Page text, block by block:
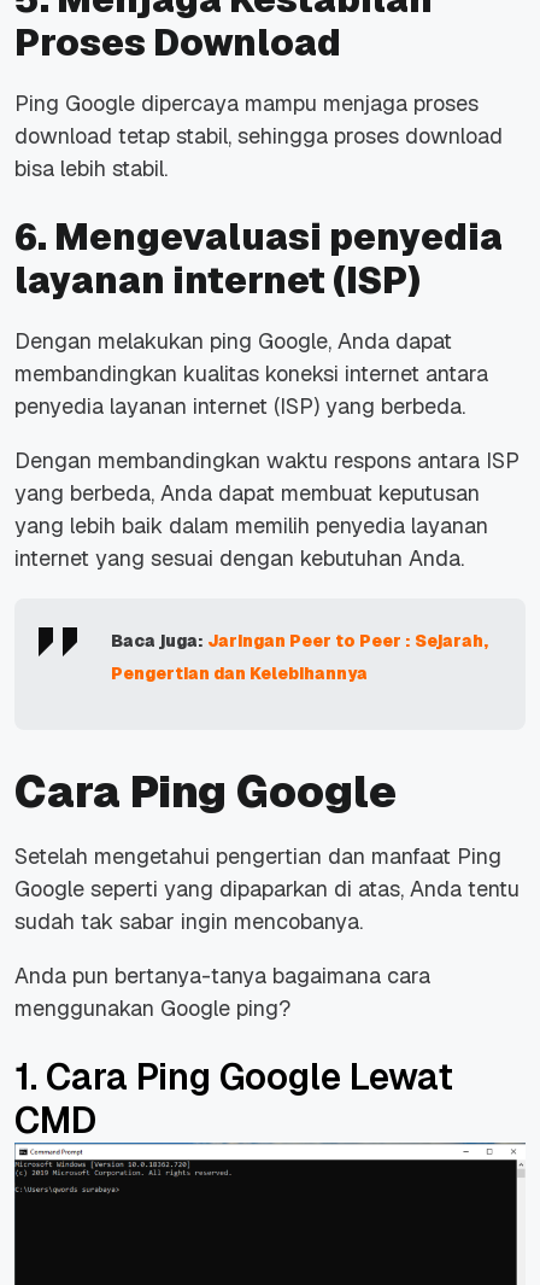
Proses Download
Ping Google dipercaya mampu menjaga proses
download tetap stabil, sehingga proses download
bisa lebih stabil.
6. Mengevaluasi penyedia
layanan internet (ISP)
Dengan melakukan ping Google, Anda dapat
membandingkan kualitas koneksi internet antara
penyedia layanan internet (ISP) yang berbeda.
Dengan membandingkan waktu respons antara ISP
yang berbeda, Anda dapat membuat keputusan
yang lebih baik dalam memilih penyedia layanan
internet yang sesuai dengan kebutuhan Anda.
Baca juga: Jaringan Peer to Peer : Sejarah,
Pengertian dan Kelebihannya
Cara Ping Google
Setelah mengetahui pengertian dan manfaat Ping
Google seperti yang dipaparkan di atas, Anda tentu
sudah tak sabar ingin mencobanya.
Anda pun bertanya-tanya bagaimana cara
menggunakan Google ping?
1. Cara Ping Google Lewat
CMD